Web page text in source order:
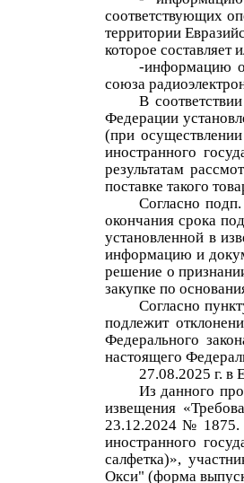
соответствующих
территории
которое составляет
-информацию
союза
В
Федерации
(при
иностранного
результатам
поставке такого
Согласно
окончания срока
установленной в
информацию и
решение о
закупке по
Согласно
подлежит
Федерального
настоящего
27.08.2025 г. в
Из данного
извещения
23.12.2024 № 1875.
иностранного
салфетка)»,
Окси" (форма